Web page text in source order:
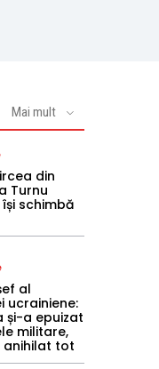
Mai mult
din
Turnu
își schimbă
al
ucrainiene:
și-a epuizat
militare,
anihilat tot